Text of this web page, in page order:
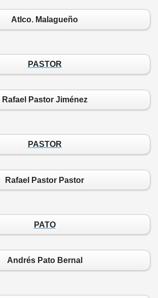
Atlco. Malagueño
PASTOR
Rafael Pastor Jiménez
PASTOR
Rafael Pastor Pastor
PATO
Andrés Pato Bernal